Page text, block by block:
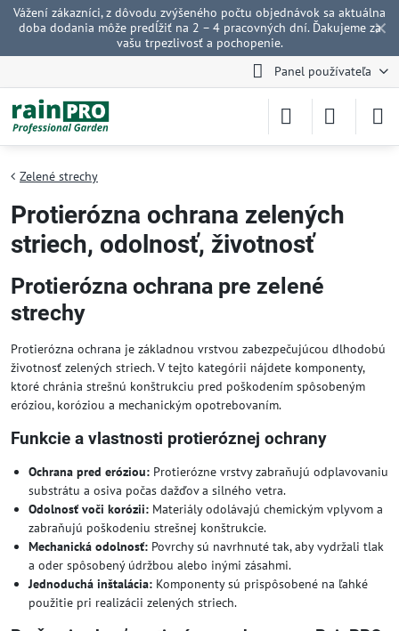
✕
Vážení zákazníci, z dôvodu zvýšeného počtu objednávok sa aktuálna
doba dodania môže predĺžiť na 2 – 4 pracovných dní. Ďakujeme za
vašu trpezlivosť a pochopenie.
Panel používateľa
Zelené strechy
Protierózna ochrana zelených
striech, odolnosť, životnosť
Protierózna ochrana pre zelené
strechy
Protierózna ochrana je základnou vrstvou zabezpečujúcou dlhodobú
životnosť zelených striech. V tejto kategórii nájdete komponenty,
ktoré chránia strešnú konštrukciu pred poškodením spôsobeným
eróziou, koróziou a mechanickým opotrebovaním.
Funkcie a vlastnosti protieróznej ochrany
Ochrana pred eróziou: Protierózne vrstvy zabraňujú odplavovaniu
substrátu a osiva počas dažďov a silného vetra.
Odolnosť voči korózii: Materiály odolávajú chemickým vplyvom a
zabraňujú poškodeniu strešnej konštrukcie.
Mechanická odolnosť: Povrchy sú navrhnuté tak, aby vydržali tlak
a oder spôsobený údržbou alebo inými zásahmi.
Jednoduchá inštalácia: Komponenty sú prispôsobené na ľahké
použitie pri realizácii zelených striech.